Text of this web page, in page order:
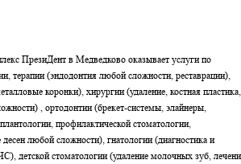
ПрезиДент в Медведково оказывает услуги по
терапии (эндодонтия любой сложности, реставрации),
коронки), хирургии (удаление, костная пластика,
, ортодонтии (брекет-системы, элайнеры,
профилактической стоматологии,
любой сложности), гнатологии (диагностика и
детской стоматологии (удаление молочных зуб,